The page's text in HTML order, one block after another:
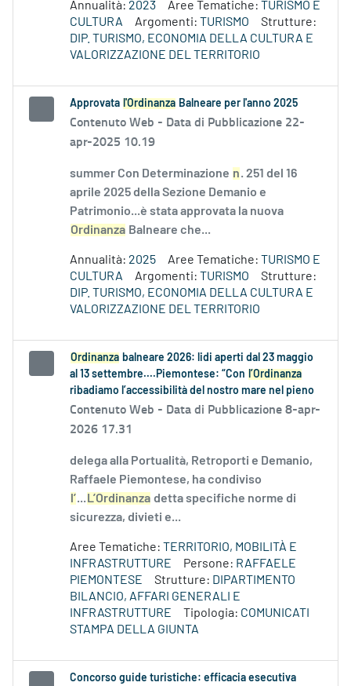
Annualità: 2023 Aree Tematiche: TURISMO E
CULTURA
Argomenti: TURISMO
Strutture:
DIP. TURISMO, ECONOMIA DELLA CULTURA E
VALORIZZAZIONE DEL TERRITORIO
Approvata l'Ordinanza Balneare per l'anno 2025
Contenuto Web - Data di Pubblicazione 22-
apr-2025 10.19
summer Con Determinazione n. 251 del 16
aprile 2025 della Sezione Demanio e
Patrimonio...è stata approvata la nuova
Ordinanza Balneare che...
Annualità: 2025 Aree Tematiche: TURISMO E
CULTURA
Argomenti: TURISMO
Strutture:
DIP. TURISMO, ECONOMIA DELLA CULTURA E
VALORIZZAZIONE DEL TERRITORIO
Ordinanza balneare 2026: lidi aperti dal 23 maggio
al 13 settembre....Piemontese: “Con l’Ordinanza
ribadiamo l’accessibilità del nostro mare nel pieno
Contenuto Web - Data di Pubblicazione 8-apr-
2026 17.31
delega alla Portualità, Retroporti e Demanio,
Raffaele Piemontese, ha condiviso
l’... L’Ordinanza detta specifiche norme di
sicurezza, divieti e...
Aree Tematiche: TERRITORIO, MOBILITÀ E
INFRASTRUTTURE
Persone: RAFFAELE
PIEMONTESE
Strutture: DIPARTIMENTO
BILANCIO, AFFARI GENERALI E
INFRASTRUTTURE
Tipologia: COMUNICATI
STAMPA DELLA GIUNTA
Concorso guide turistiche: efficacia esecutiva